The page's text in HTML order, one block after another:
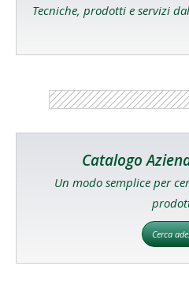
Tecniche, prodotti e servizi
Catalogo
Un modo semplice per
Cerca